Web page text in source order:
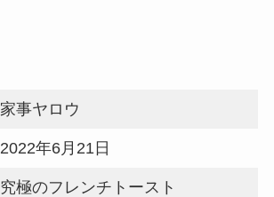
家事ヤロウ
2022年6月21日
究極のフレンチトースト